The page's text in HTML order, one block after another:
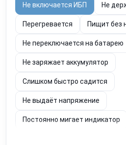
Не включается ИБП Не
Перегревается Пищит без
Не переключается на батарею
Не заряжает аккумулятор
Слишком быстро садится
Не выдаёт напряжение
Постоянно мигает индикатор